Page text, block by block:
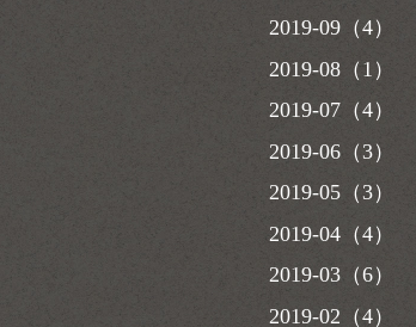
2019-09（4）
2019-08（1）
2019-07（4）
2019-06（3）
2019-05（3）
2019-04（4）
2019-03（6）
2019-02（4）